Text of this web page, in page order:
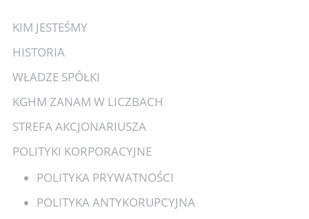
KIM JESTEŚMY
HISTORIA
WŁADZE SPÓŁKI
KGHM ZANAM W LICZBACH
STREFA AKCJONARIUSZA
POLITYKI KORPORACYJNE
POLITYKA PRYWATNOŚCI
POLITYKA ANTYKORUPCYJNA